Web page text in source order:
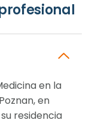
en la
en
residencia